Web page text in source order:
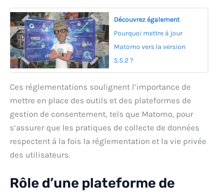
Découvrez également
Pourquoi mettre à jour
Matomo vers la version
5.5.2 ?
Ces réglementations soulignent l’importance de
mettre en place des outils et des plateformes de
gestion de consentement, tels que Matomo, pour
s’assurer que les pratiques de collecte de données
respectent à la fois la réglementation et la vie privée
des utilisateurs.
Rôle d’une plateforme de